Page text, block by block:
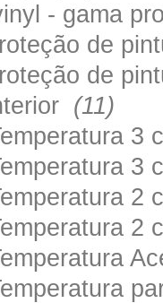
- gama
de
de
(11)